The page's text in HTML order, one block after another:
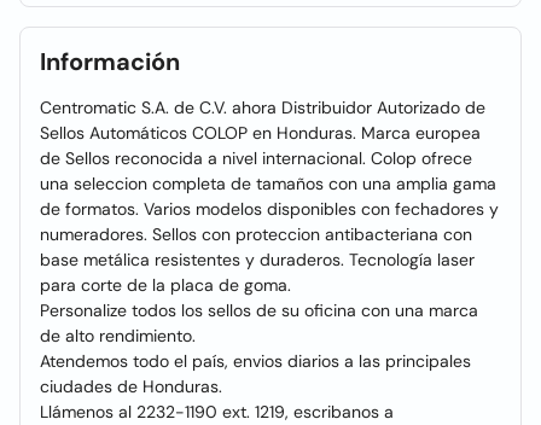
Información
Centromatic S.A. de C.V. ahora Distribuidor Autorizado de
Sellos Automáticos COLOP en Honduras. Marca europea
de Sellos reconocida a nivel internacional. Colop ofrece
una seleccion completa de tamaños con una amplia gama
de formatos. Varios modelos disponibles con fechadores y
numeradores. Sellos con proteccion antibacteriana con
base metálica resistentes y duraderos. Tecnología laser
para corte de la placa de goma.
Personalize todos los sellos de su oficina con una marca
de alto rendimiento.
Atendemos todo el país, envios diarios a las principales
ciudades de Honduras.
Llámenos al 2232-1190 ext. 1219, escribanos a